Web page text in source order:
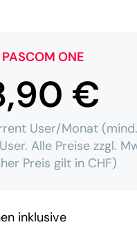
PASCOM ONE
€
User/Monat
Alle Preise zzgl.
Preis gilt in CHF)
inklusive